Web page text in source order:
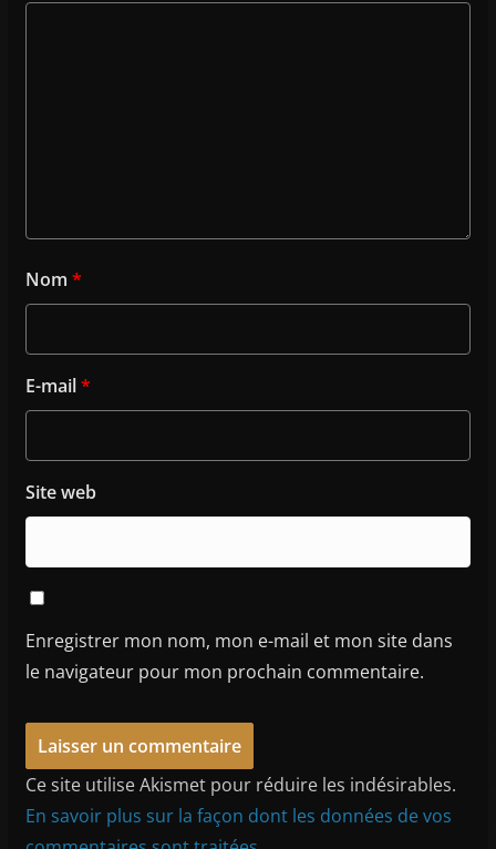
Nom *
E-mail*
Site web
Enregistrer mon nom, mon e-mail et mon site dans
le navigateur pour mon prochain commentaire.
Ce site utilise Akismet pour réduire les indésirables.
En savoir plus sur la façon dont les données de vos